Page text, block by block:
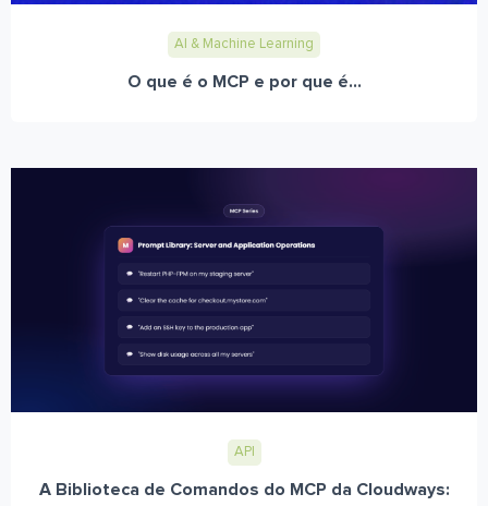
AI & Machine Learning
O que é o MCP e por que é...
API
A Biblioteca de Comandos do MCP da Cloudways: